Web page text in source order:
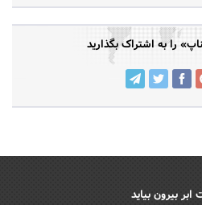
را به اشتراک بگذارید
بیرون بیاید